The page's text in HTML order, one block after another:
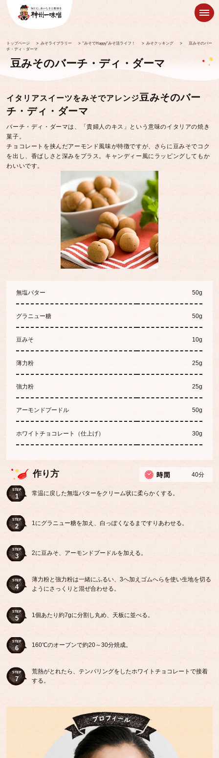
トップページ > みそライブラリー >"みそでHappy"みそ活ライフ！ > みそクッキング >
豆みそのバー
チ・ディ・ダーマ
豆みそのバーチ・ディ・ダーマ
イタリアスイーツをみそでアレンジ豆みそのバー
チ・ディ・ダーマ
バーチ・ディ・ダーマは、「貴婦人のキス」という意味のイタリアの焼き
菓子。
チョコレートを挟んだアーモンド風味が特徴ですが、さらに豆みそでコク
を出し、香ばしさと深みをプラス。キャンディー風にラッピングしてもか
わいいです。
無塩バター 50g
グラニュー糖 50g
豆みそ 10g
薄力粉 25g
強力粉 25g
アーモンドプードル 50g
ホワイトチョコレート（仕上げ） 30g
作り方 40分
STEP
1 常温に戻した無塩バターをクリーム状に柔らかくする。
STEP
2 1にグラニュー糖を加え、白っぽくなるまですりあわせる。
STEP
3 2に豆みそ、アーモンドプードルを加える。
STEP
4
薄力粉と強力粉は一緒にふるい、3へ加えゴムへらを使い生地を切る
ようにさっくりと混ぜ合わせる。
STEP
5 1個あたり約7gに分割し丸め、天板に並べる。
STEP
6 160℃のオーブンで約20～30分焼成。
STEP
7
荒熱がとれたら、テンパリングをしたホワイトチョコレートで接着
する。